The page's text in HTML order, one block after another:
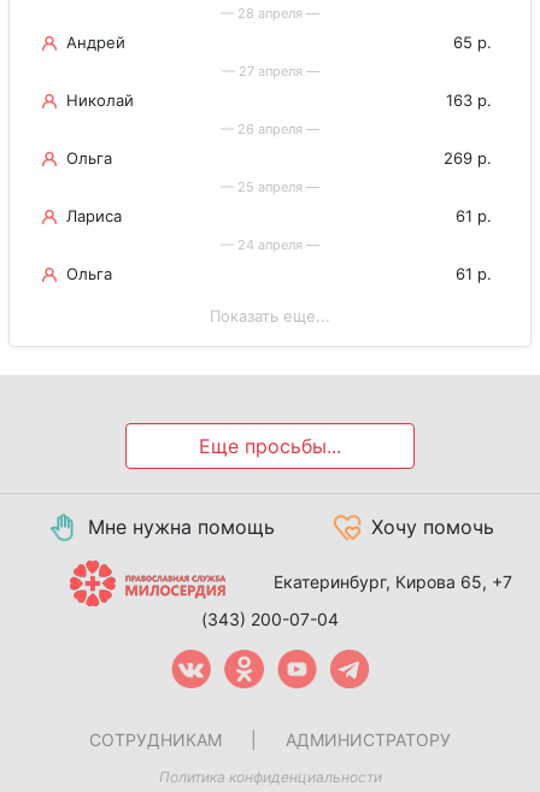
— 28 апреля —
Андрей 65 р.
— 27 апреля —
Николай 163 р.
— 26 апреля —
Ольга 269 р.
— 25 апреля —
Лариса 61 р.
— 24 апреля —
Ольга 61 р.
Показать еще...
Еще просьбы...
Мне нужна помощь Хочу помочь
Екатеринбург, Кирова 65, +7
(343) 200-07-04
СОТРУДНИКАМ АДМИНИСТРАТОРУ
Политика конфиденциальности